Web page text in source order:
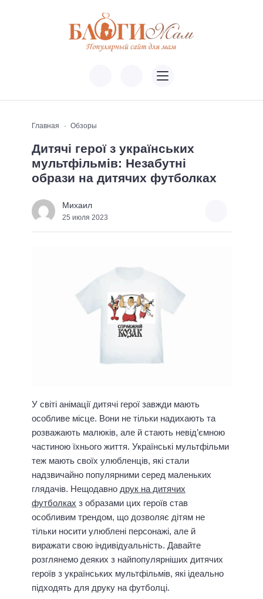
Главная Обзоры
Дитячі герої з українських
мультфільмів: Незабутні
образи на дитячих футболках
Михаил
25 июля 2023
У світі анімації дитячі герої завжди мають
особливе місце. Вони не тільки надихають та
розважають малюків, але й стають невід’ємною
частиною їхнього життя. Українські мультфільми
теж мають своїх улюбленців, які стали
надзвичайно популярними серед маленьких
глядачів. Нещодавно друк на дитячих
футболках з образами цих героїв став
особливим трендом, що дозволяє дітям не
тільки носити улюблені персонажі, але й
виражати свою індивідуальність. Давайте
розглянемо деяких з найпопулярніших дитячих
героїв з українських мультфільмів, які ідеально
підходять для друку на футболці.